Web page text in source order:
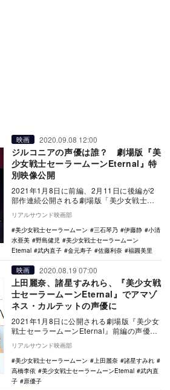
映画 2020.09.08 12:00
ジルコニアの声優は誰？ 劇場版『美
少女戦士セーラームーンEternal』特
別映像公開
2021年1月8日に前編、2月11日に後編が2
部作連続公開される劇場版「美少女戦士セ
ーラームーンEternal」。本作最大の敵に…
リアルサウンド映画部
美少女戦士セーラームーン
三石琴乃 伊藤静
小清
水亜美
野島健児
美少女戦士セーラームーン
Eternal
武内直子 金元寿子 佐藤利奈 福圓美里
映画 2020.08.19 07:00
上田麗奈、諸星すみれら、『美少女戦
士セーラームーンEternal』でアマゾ
ネス・カルテットの声優に
2021年1月8日に公開される劇場版『美少女
戦士セーラームーンEternal』前編の声優と
して、上田麗奈、諸星すみれ、原優子、
高…
リアルサウンド映画部
美少女戦士セーラームーン
上田麗奈
諸星すみれ
高橋李依
美少女戦士セーラームーンEternal
武内直
子
原優子